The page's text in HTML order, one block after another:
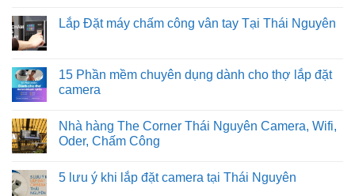
quang
trọn
Nguyên
bình
máy
công
FaceID
Tại
Thái
Lắp Đặt máy chấm công vân tay Tại Thái Nguyên
luận
ở
Lắp
chấm
công
vân
Thái
Nguyên
15 Phần mềm chuyên dụng dành cho thợ lắp đặt
camera
bình
luận
ở
mềm
Nhà hàng The Corner Thái Nguyên Camera, Wifi,
Oder, Chấm Công
bình
5 lưu ý khi lắp đặt camera tại Thái Nguyên